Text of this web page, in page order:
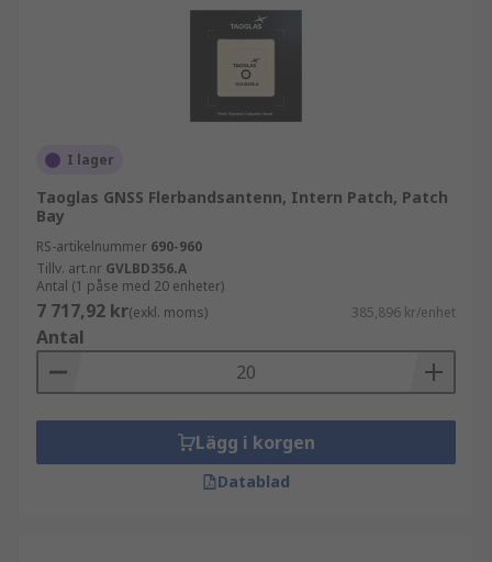
I lager
Taoglas GNSS Flerbandsantenn, Intern Patch, Patch
Bay
RS-artikelnummer 690-960
Tillv. art.nr GVLBD356.A
Antal (1 påse med 20 enheter)
7 717,92 kr(exkl. moms) 385,896 kr/enhet
Antal
Lägg i korgen
Datablad